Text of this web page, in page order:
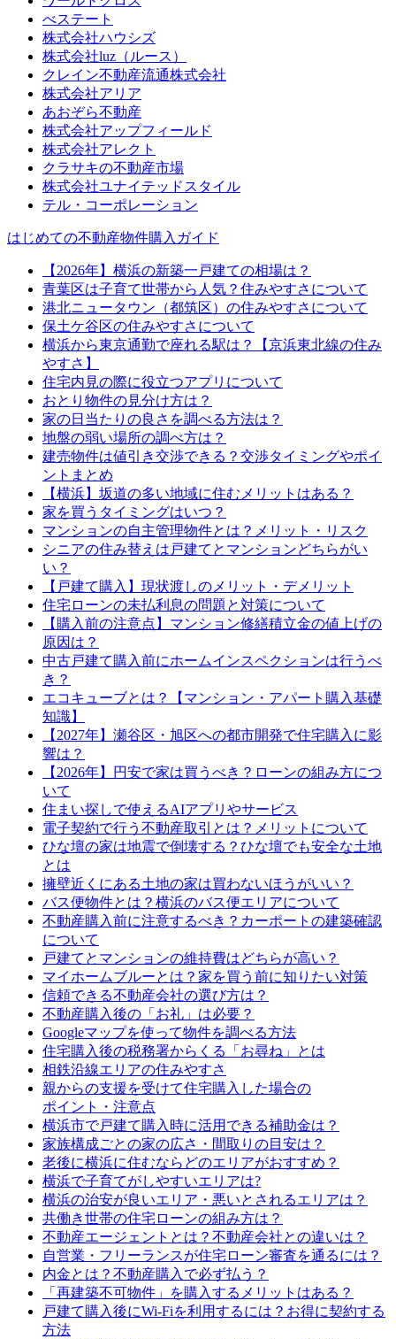
べステート
株式会社ハウシズ
株式会社luz（ルース）
クレイン不動産流通株式会社
株式会社アリア
あおぞら不動産
株式会社アップフィールド
株式会社アレクト
クラサキの不動産市場
株式会社ユナイテッドスタイル
テル・コーポレーション
はじめての不動産物件購入ガイド
【2026年】横浜の新築一戸建ての相場は？
青葉区は子育て世帯から人気？住みやすさについて
港北ニュータウン（都筑区）の住みやすさについて
保土ケ谷区の住みやすさについて
横浜から東京通勤で座れる駅は？【京浜東北線の住み
やすさ】
住宅内見の際に役立つアプリについて
おとり物件の見分け方は？
家の日当たりの良さを調べる方法は？
地盤の弱い場所の調べ方は？
建売物件は値引き交渉できる？交渉タイミングやポイ
ントまとめ
【横浜】坂道の多い地域に住むメリットはある？
家を買うタイミングはいつ？
マンションの自主管理物件とは？メリット・リスク
シニアの住み替えは戸建てとマンションどちらがい
い？
【戸建て購入】現状渡しのメリット・デメリット
住宅ローンの未払利息の問題と対策について
【購入前の注意点】マンション修繕積立金の値上げの
原因は？
中古戸建て購入前にホームインスペクションは行うべ
き？
エコキューブとは？【マンション・アパート購入基礎
知識】
【2027年】瀬谷区・旭区への都市開発で住宅購入に影
響は？
【2026年】円安で家は買うべき？ローンの組み方につ
いて
住まい探しで使えるAIアプリやサービス
電子契約で行う不動産取引とは？メリットについて
ひな壇の家は地震で倒壊する？ひな壇でも安全な土地
とは
擁壁近くにある土地の家は買わないほうがいい？
バス便物件とは？横浜のバス便エリアについて
不動産購入前に注意するべき？カーポートの建築確認
について
戸建てとマンションの維持費はどちらが高い？
マイホームブルーとは？家を買う前に知りたい対策
信頼できる不動産会社の選び方は？
不動産購入後の「お礼」は必要？
Googleマップを使って物件を調べる方法
住宅購入後の税務署からくる「お尋ね」とは
相鉄沿線エリアの住みやすさ
親からの支援を受けて住宅購入した場合の
ポイント・注意点
横浜市で戸建て購入時に活用できる補助金は？
家族構成ごとの家の広さ・間取りの目安は？
老後に横浜に住むならどのエリアがおすすめ？
横浜で子育てがしやすいエリアは?
横浜の治安が良いエリア・悪いとされるエリアは？
共働き世帯の住宅ローンの組み方は？
不動産エージェントとは？不動産会社との違いは？
自営業・フリーランスが住宅ローン審査を通るには？
内金とは？不動産購入で必ず払う？
「再建築不可物件」を購入するメリットはある？
戸建て購入後にWi-Fiを利用するには？お得に契約する
方法